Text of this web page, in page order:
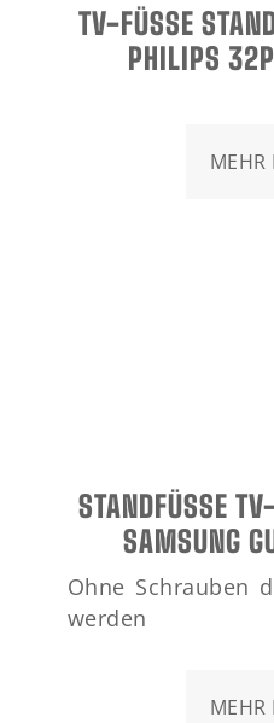
TV-FÜSSE
ILIPS
MEHR
STANDFÜSSE TV-
MSUNG
Ohne Schrauben
werden
MEHR